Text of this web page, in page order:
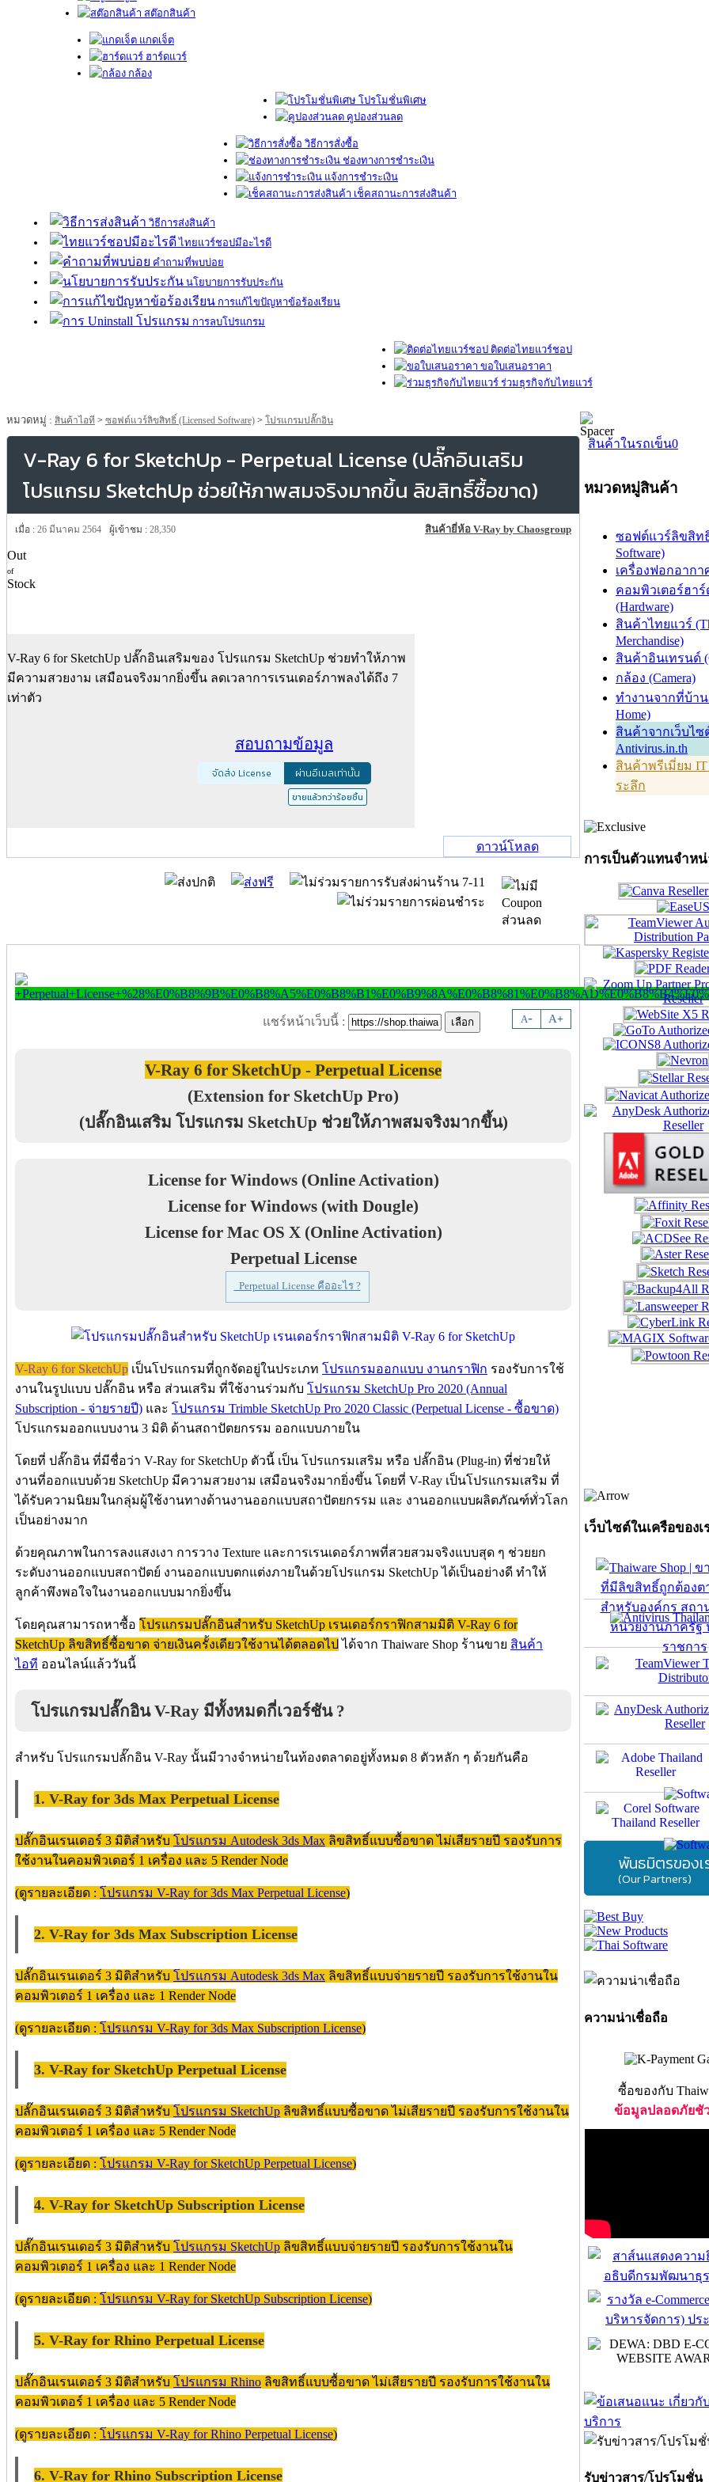
สต๊อกสินค้า
แกดเจ็ต
ฮาร์ดแวร์
กล้อง
โปรโมชั่นพิเศษ
คูปองส่วนลด
วิธีการสั่งซื้อ
ช่องทางการชำระเงิน
แจ้งการชำระเงิน
เช็คสถานะการส่งสินค้า
วิธีการส่งสินค้า
ไทยแวร์ชอปมีอะไรดี
คำถามที่พบบ่อย
นโยบายการรับประกัน
การแก้ไขปัญหาข้อร้องเรียน
การลบโปรแกรม
ติดต่อไทยแวร์ชอป
ขอใบเสนอราคา
ร่วมธุรกิจกับไทยแวร์
หมวดหมู่ : สินค้าไอที > ซอฟต์แวร์ลิขสิทธิ์ (Licensed Software) > โปรแกรมปลั๊กอิน
V-Ray 6 for SketchUp - Perpetual License (ปลั๊กอินเสริม
โปรแกรม SketchUp ช่วยให้ภาพสมจริงมากขึ้น ลิขสิทธิ์ซื้อขาด)
เมื่อ : 26 มีนาคม 2564 ผู้เข้าชม : 28,350 สินค้ายี่ห้อ V-Ray by Chaosgroup
Out
of
Stock
V-Ray 6 for SketchUp ปลั๊กอินเสริมของ โปรแกรม SketchUp ช่วยทำให้ภาพ
มีความสวยงาม เสมือนจริงมากยิ่งขึ้น ลดเวลาการเรนเดอร์ภาพลงได้ถึง 7
เท่าตัว
สอบถามข้อมูล
จัดส่ง License ผ่านอีเมลเท่านั้น
ขายแล้วกว่าร้อยชิ้น
ดาวน์โหลด
A- A+
แชร์หน้าเว็บนี้ :
V-Ray 6 for SketchUp - Perpetual License
(Extension for SketchUp Pro)
(ปลั๊กอินเสริม โปรแกรม SketchUp ช่วยให้ภาพสมจริงมากขึ้น)
License for Windows (Online Activation)
License for Windows (with Dougle)
License for Mac OS X (Online Activation)
Perpetual License
Perpetual License คืออะไร ?
V-Ray 6 for SketchUp เป็นโปรแกรมที่ถูกจัดอยู่ในประเภท โปรแกรมออกแบบ งานกราฟิก รองรับการใช้
งานในรูปแบบ ปลั๊กอิน หรือ ส่วนเสริม ที่ใช้งานร่วมกับ โปรแกรม SketchUp Pro 2020 (Annual
Subscription - จ่ายรายปี) และ โปรแกรม Trimble SketchUp Pro 2020 Classic (Perpetual License - ซื้อขาด)
โปรแกรมออกแบบงาน 3 มิติ ด้านสถาปัตยกรรม ออกแบบภายใน
โดยที่ ปลั๊กอิน ที่มีชื่อว่า V-Ray for SketchUp ตัวนี้ เป็น โปรแกรมเสริม หรือ ปลั๊กอิน (Plug-in) ที่ช่วยให้
งานที่ออกแบบด้วย SketchUp มีความสวยงาม เสมือนจริงมากยิ่งขึ้น โดยที่ V-Ray เป็นโปรแกรมเสริม ที่
ได้รับความนิยมในกลุ่มผู้ใช้งานทางด้านงานออกแบบสถาปัตยกรรม และ งานออกแบบผลิตภัณฑ์ทั่วโลก
เป็นอย่างมาก
ด้วยคุณภาพในการลงแสงเงา การวาง Texture และการเรนเดอร์ภาพที่สวยสวมจริงแบบสุด ๆ ช่วยยก
ระดับงานออกแบบสถาปัตย์ งานออกแบบตกแต่งภายในด้วยโปรแกรม SketchUp ได้เป็นอย่างดี ทำให้
ลูกค้าพึงพอใจในงานออกแบบมากยิ่งขึ้น
โดยคุณสามารถหาซื้อ โปรแกรมปลั๊กอินสำหรับ SketchUp เรนเดอร์กราฟิกสามมิติ V-Ray 6 for
SketchUp ลิขสิทธิ์ซื้อขาด จ่ายเงินครั้งเดียวใช้งานได้ตลอดไป ได้จาก Thaiware Shop ร้านขาย สินค้า
ไอที ออนไลน์แล้ววันนี้
โปรแกรมปลั๊กอิน V-Ray มีทั้งหมดกี่เวอร์ชัน ?
สำหรับ โปรแกรมปลั๊กอิน V-Ray นั้นมีวางจำหน่ายในท้องตลาดอยู่ทั้งหมด 8 ตัวหลัก ๆ ด้วยกันคือ
1. V-Ray for 3ds Max Perpetual License
ปลั๊กอินเรนเดอร์ 3 มิติสำหรับ โปรแกรม Autodesk 3ds Max ลิขสิทธิ์แบบซื้อขาด ไม่เสียรายปี รองรับการ
ใช้งานในคอมพิวเตอร์ 1 เครื่อง และ 5 Render Node
(ดูรายละเอียด : โปรแกรม V-Ray for 3ds Max Perpetual License)
2. V-Ray for 3ds Max Subscription License
ปลั๊กอินเรนเดอร์ 3 มิติสำหรับ โปรแกรม Autodesk 3ds Max ลิขสิทธิ์แบบจ่ายรายปี รองรับการใช้งานใน
คอมพิวเตอร์ 1 เครื่อง และ 1 Render Node
(ดูรายละเอียด : โปรแกรม V-Ray for 3ds Max Subscription License)
3. V-Ray for SketchUp Perpetual License
ปลั๊กอินเรนเดอร์ 3 มิติสำหรับ โปรแกรม SketchUp ลิขสิทธิ์แบบซื้อขาด ไม่เสียรายปี รองรับการใช้งานใน
คอมพิวเตอร์ 1 เครื่อง และ 5 Render Node
(ดูรายละเอียด : โปรแกรม V-Ray for SketchUp Perpetual License)
4. V-Ray for SketchUp Subscription License
ปลั๊กอินเรนเดอร์ 3 มิติสำหรับ โปรแกรม SketchUp ลิขสิทธิ์แบบจ่ายรายปี รองรับการใช้งานใน
คอมพิวเตอร์ 1 เครื่อง และ 1 Render Node
(ดูรายละเอียด : โปรแกรม V-Ray for SketchUp Subscription License)
5. V-Ray for Rhino Perpetual License
ปลั๊กอินเรนเดอร์ 3 มิติสำหรับ โปรแกรม Rhino ลิขสิทธิ์แบบซื้อขาด ไม่เสียรายปี รองรับการใช้งานใน
คอมพิวเตอร์ 1 เครื่อง และ 5 Render Node
(ดูรายละเอียด : โปรแกรม V-Ray for Rhino Perpetual License)
6. V-Ray for Rhino Subscription License
สินค้าในรถเข็น0
หมวดหมู่สินค้า
ซอฟต์แวร์ลิขสิทธิ์
Software)
เครื่องฟอกอากา
คอมพิวเตอร์ฮาร์
(Hardware)
สินค้าไทยแวร์
Merchandise)
สินค้าอินเทรนด์
กล้อง (Camera)
ทำงานจากที่บ้าน
Home)
สินค้าจากเว็บไซ
Antivirus.in.th
สินค้าพรีเมี่ยม
ระลึก
การเป็นตัวแทนจำห
เว็บไซต์ในเครือของเ
พันธมิตรของเ
(Our Partners)
ความน่าเชื่อถือ
ซื้อของกับ
ข้อมูลปลอดภัยชัว
รับข่าวสาร/โปรโมชั่น